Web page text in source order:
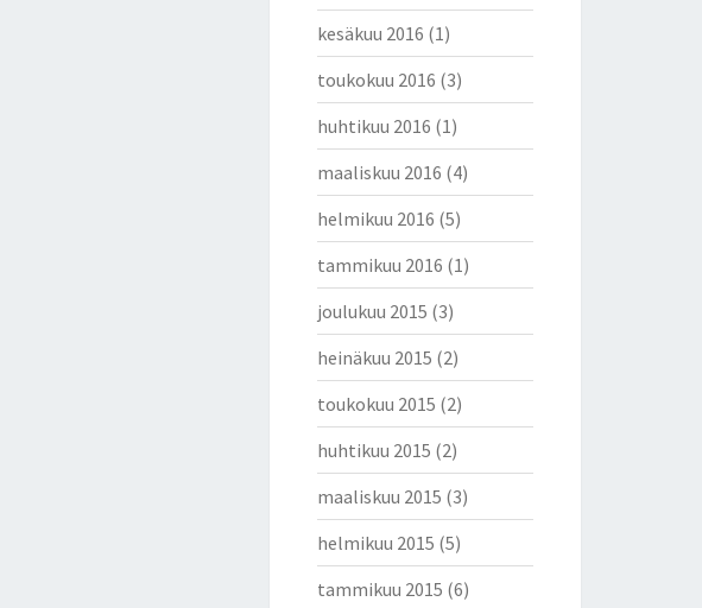
kesäkuu 2016 (1)
toukokuu 2016 (3)
huhtikuu 2016 (1)
maaliskuu 2016 (4)
helmikuu 2016 (5)
tammikuu 2016 (1)
joulukuu 2015 (3)
heinäkuu 2015 (2)
toukokuu 2015 (2)
huhtikuu 2015 (2)
maaliskuu 2015 (3)
helmikuu 2015 (5)
tammikuu 2015 (6)